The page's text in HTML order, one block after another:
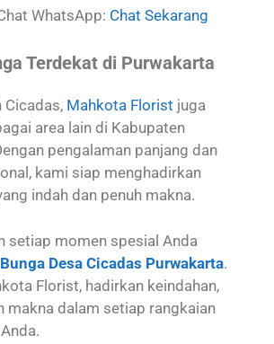
WhatsApp: Chat Sekarang
Terdekat di Purwakarta
Cicadas, Mahkota Florist juga
area lain di Kabupaten
pengalaman panjang dan
kami siap menghadirkan
indah dan penuh makna.
setiap momen spesial Anda
Desa Cicadas Purwakarta.
Florist, hadirkan keindahan,
makna dalam setiap rangkaian